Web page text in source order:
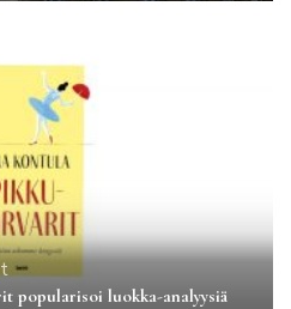
popularisoi luokka-analyysiä